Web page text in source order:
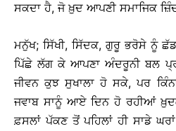
ਸਕਦਾ ਹੈ, ਜੋ ਖ਼ੁਦ ਆਪਣੀ ਸਮਾਜਿਕ
ਮਨੁੱਖ; ਸਿੱਖੀ, ਸਿੱਦਕ, ਗੁਰੂ ਭਰੋਸੇ ਨੂੰ
ਪਿੱਛੇ ਲੱਗ ਕੇ ਆਪਣਾ ਅੰਦਰੂਨੀ ਬਲ
ਜੀਵਨ ਕੁਝ ਸੁਖਾਲਾ ਹੋ ਸਕੇ, ਪਰ
ਜਵਾਬ ਸਾਨੂੰ ਆਏ ਦਿਨ ਹੋ ਰਹੀਆਂ
ਫ਼ਸਲਾਂ ਪੱਕਣ ਤੋਂ ਪਹਿਲਾਂ ਹੀ ਸਾਡੇ